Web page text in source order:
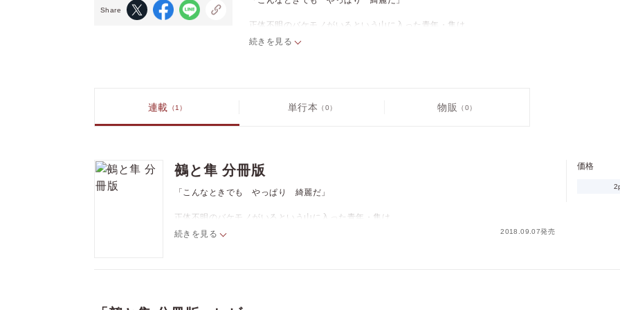
Share
正体不明のバケモノがいるという山に入った青年・隼は、
この世のものとは思えない美しい男に出会う。
孤独な妖怪・鵺と、
続きを見る
連載 （1） 単行本 （0） 物販 （0）
鵺と隼 分冊版
「こんなときでも やっぱり 綺麗だ」
正体不明のバケモノがいるという山に入った青年・隼は、
この世のものとは思えない美しい"男"に出会う。
孤独な妖怪・鵺と、
続きを見る 2018.09.07発売
価格